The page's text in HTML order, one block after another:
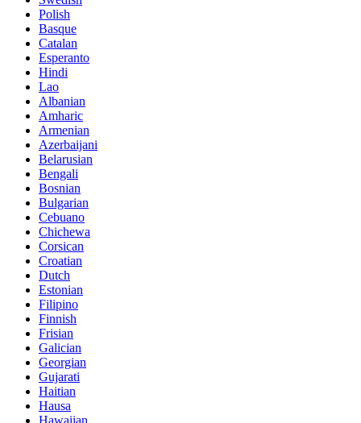
Polish
Basque
Catalan
Esperanto
Hindi
Lao
Albanian
Amharic
Armenian
Azerbaijani
Belarusian
Bengali
Bosnian
Bulgarian
Cebuano
Chichewa
Corsican
Croatian
Dutch
Estonian
Filipino
Finnish
Frisian
Galician
Georgian
Gujarati
Haitian
Hausa
Hawaiian